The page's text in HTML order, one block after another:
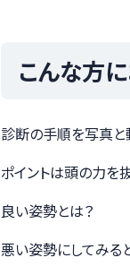
こんな方
診断の手順を写真と
ポイントは頭の力を
良い姿勢とは？
悪い姿勢にしてみる